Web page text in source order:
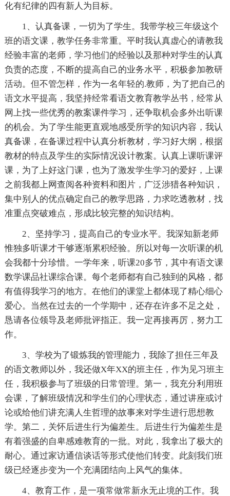
化有纪律的四有新人为目标。
1、认真备课，一切为了学生。我带学校三年级这个
班的语文课，教学任务非常重。平时我认真虚心的请教我
经验丰富的老师，学习他们的经验以及那种对学生的认真
负责的态度，不断的提高自己的业务水平，积极参加教研
活动。但不管怎样，作为一名年轻的.教师，为了把自己的
语文水平提高，我坚持经常看语文教育教学丛书，经常从
网上找一些优秀的教案课件学习，还争取机会多外出听课
的机会。为了学生能更直观地感受所学的知识内容，我认
真备课，在备课过程中认真分析教材，学习好大纲，根据
教材的特点及学生的实际情况设计教案。认真上课听课评
课，为了上好这门课，也为了激发学生学习的爱好，上课
之前我都上网查阅各种资料和图片，广泛涉猎各种知识，
集中别人的优点确定自己的教学思路，力求吃透教材，找
准重点突破难点，形成比较完整的知识结构。
2、坚持学习，提高自己的专业水平。我深知新老师
惟独多听课才干够逐渐累积经验。所以对每一次听课的机
会我都十分珍惜。一学年来，听课20多节，其中有语文课
数学课品社课综合课。每个老师都有自己独到的风格，都
有值得我学习的地方。在他们的课堂上都体现了精心细心
爱心。当然在过去的一个学期中，还存在许多不足之处，
恳请各位领导及老师批评指正。我一定再接再厉，努力工
作。
3、学校为了锻炼我的管理能力，我除了担任三年及
的语文教师以外，我还做X年XX的班主任，作为见习班主
任，我积极参与了班级的日常管理。第一，我充分利用班
会课，了解班级情况和学生们的心理状态，通过讲座或讨
论或给他们讲充满人生哲理的故事来对学生进行思想教
学。第二，关怀后进生行为偏差生。后进生行为偏差生是
有着强盛的自卑感难教育的一批。对此，我拿出了极大的
耐心。通过家访通信谈话等形式使他们转变。此刻我们班
级已经逐步变为一个充满团结向上风气的集体。
4、教育工作，是一项常做常新永无止境的工作。我